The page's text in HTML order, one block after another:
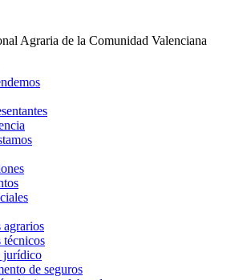
Agraria de la Comunidad Valenciana
agrarios
técnicos
jurídico
de seguros